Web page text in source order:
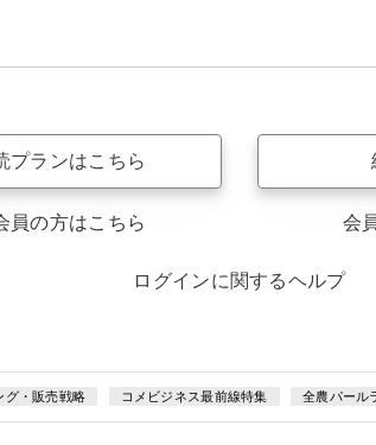
プランはこちら
員の方はこちら 会
ログインに関するヘルプ
グ・販売戦略 コメビジネス最前線特集 全農パール